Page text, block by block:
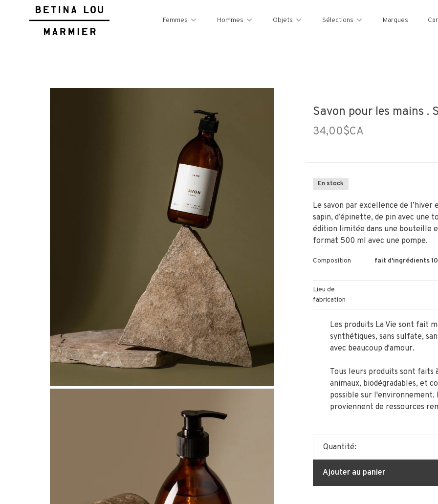
Femmes Hommes Objets Sélections Marques
Savon pour les mains .
34,00$CA
En stock
Le savon par excellence de
sapin, d’épinette, de pin avec une
édition limitée dans une bouteille
format 500 ml avec une pompe.
Composition fait d'ingrédients
Lieu de
fabrication
Les produits La Vie sont fait
synthétiques, sans sulfate,
avec beaucoup d'amour.
Tous leurs produits sont faits
animaux, biodégradables, et
possible sur
proviennent de ressources
Quantité:
Ajouter au panier